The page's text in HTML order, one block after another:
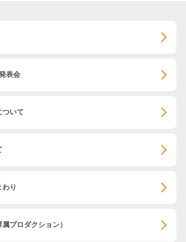
表会
ついて
わり
属プロダクション）